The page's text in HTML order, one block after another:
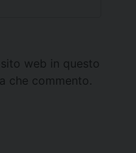
web in questo
che commento.